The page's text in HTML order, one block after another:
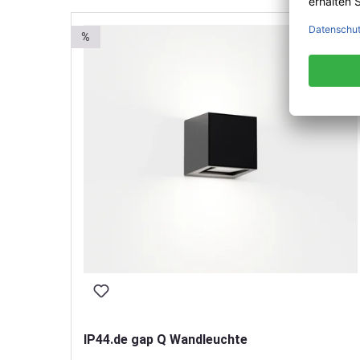
%
IP44.de gap Q Wandleuchte